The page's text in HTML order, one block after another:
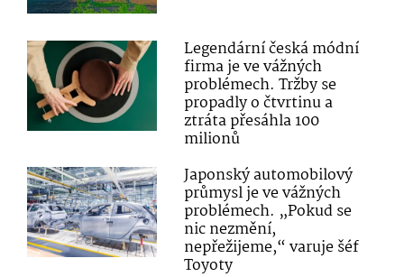
Legendární česká módní
firma je ve vážných
problémech. Tržby se
propadly o čtvrtinu a
ztráta přesáhla 100
milionů
Japonský automobilový
průmysl je ve vážných
problémech. „Pokud se
nic nezmění,
nepřežijeme,“ varuje šéf
Toyoty